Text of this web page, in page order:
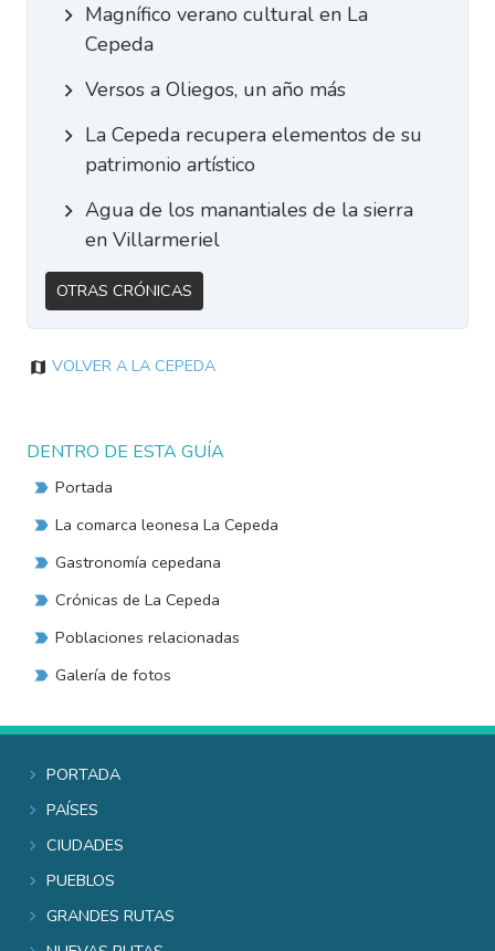
Magnífico verano cultural en La
Cepeda
Versos a Oliegos, un año más
La Cepeda recupera elementos de su
patrimonio artístico
Agua de los manantiales de la sierra
en Villarmeriel
Otras Crónicas
Volver a La Cepeda
DENTRO DE ESTA GUÍA
Portada
La comarca leonesa La Cepeda
Gastronomía cepedana
Crónicas de La Cepeda
Poblaciones relacionadas
Galería de fotos
Portada
Países
Ciudades
Pueblos
Grandes rutas